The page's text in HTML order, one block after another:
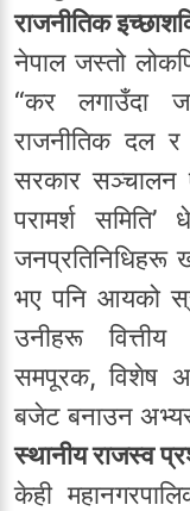
राजनीतिक
नेपाल जस्तो
“कर लगाउँदा
राजनीतिक दल र
सरकार सञ्चालन
परामर्श समिति’
जनप्रतिनिधिहरू
भए पनि आयको
उनीहरू
समपूरक, विशेष
बजेट बनाउन
स्थानीय राजस्व
केही